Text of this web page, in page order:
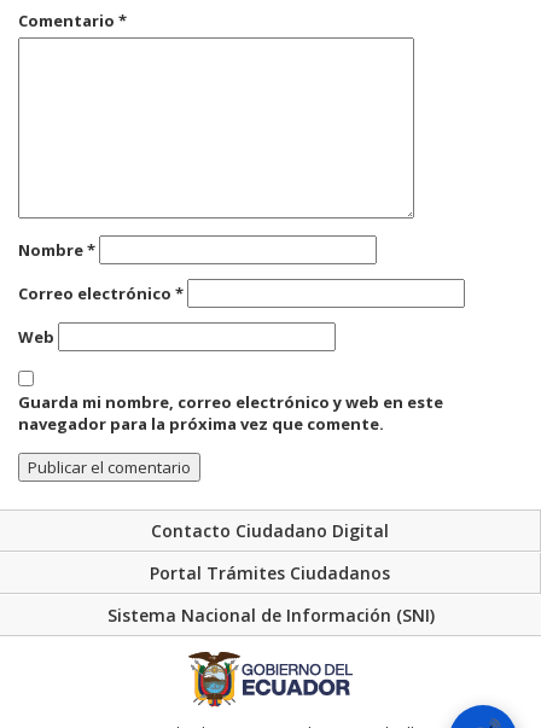
Comentario *
Nombre*
Correo electrónico *
Web
Guarda mi nombre, correo electrónico y web en este
navegador para la próxima vez que comente.
Contacto Ciudadano Digital
Portal Trámites Ciudadanos
Sistema Nacional de Información (SNI)